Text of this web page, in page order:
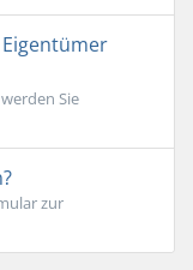
Sie
zur